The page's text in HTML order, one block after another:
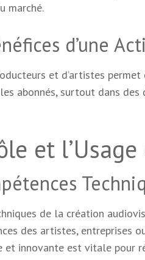
marché.
d’une
et d’artistes
abonnés, surtout dans
et
de la création
des artistes, entreprises
et innovante est vitale pour